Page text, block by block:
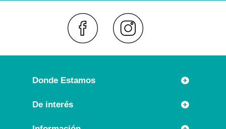
Donde Estamos
Rúa Príncipe 7
De interés